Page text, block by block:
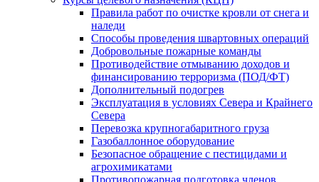
Правила работ по очистке кровли от снега и
наледи
Способы проведения швартовных операций
Добровольные пожарные команды
Противодействие отмыванию доходов и
финансированию терроризма (ПОД/ФТ)
Дополнительный подогрев
Эксплуатация в условиях Севера и Крайнего
Севера
Перевозка крупногабаритного груза
Газобаллонное оборудование
Безопасное обращение с пестицидами и
агрохимикатами
Противопожарная подготовка членов